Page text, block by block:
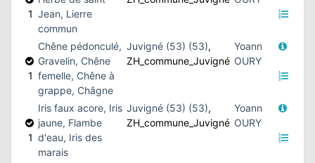
1 Jean, Lierre
commun
1
Chêne pédonculé,
Gravelin, Chêne
femelle, Chêne à
grappe, Châgne
Juvigné (53) (53),
ZH_commune_Juvigné
Yoann
OURY
1
Iris faux acore, Iris
jaune, Flambe
d'eau, Iris des
marais
Juvigné (53) (53),
ZH_commune_Juvigné
Yoann
OURY